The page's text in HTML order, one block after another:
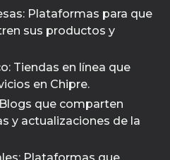
Plataformas para que
sus productos y
Tiendas en línea que
en Chipre.
que comparten
y actualizaciones de la